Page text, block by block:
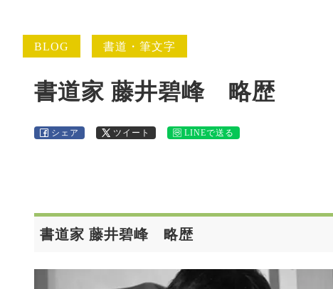
BLOG 書道・筆文字
書道家 藤井碧峰 略歴
シェア ツイート LINEで送る
書道家 藤井碧峰 略歴